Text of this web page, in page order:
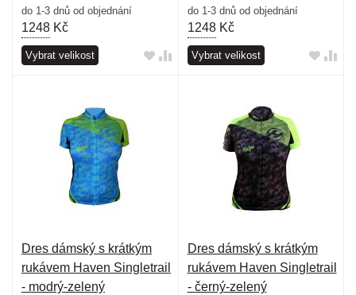
do 1-3 dnů od objednání
1248 Kč
Vybrat velikost
do 1-3 dnů od objednání
1248Kč
Vybrat velikost
Dres dámský s krátkým
rukávem Haven Singletrail
- modrý-zelený
Dres dámský s krátkým
rukávem Haven Singletrail
- černý-zelený